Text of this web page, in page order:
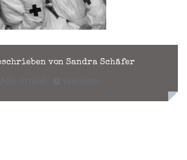
von Sandra Schäfer
Artikel Webseite